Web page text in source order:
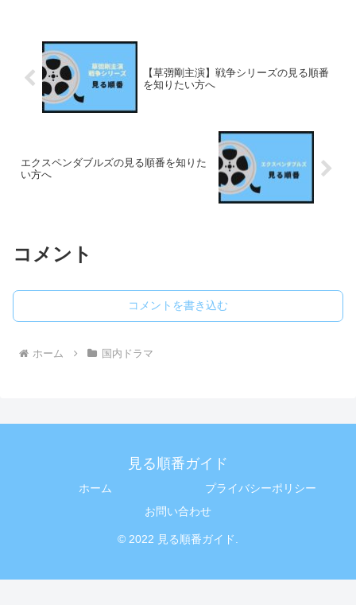
【草彅剛主演】戦争シリーズの見る順番
を知りたい方へ
エクスペンダブルズの見る順番を知りた
い方へ
コメント
コメントを書き込む
ホーム 国内ドラマ
見る順番ガイド
ホーム
プライバシーポリシー
お問い合わせ
© 2022 見る順番ガイド.